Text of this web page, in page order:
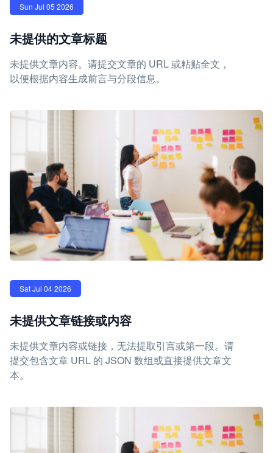
Sun Jul 05 2026
未提供的文章标题
未提供文章内容。请提交文章的 URL 或粘贴全文，
以便根据内容生成前言与分段信息。
Sat Jul 04 2026
未提供文章链接或内容
未提供文章内容或链接，无法提取引言或第一段。请
提交包含文章 URL 的 JSON 数组或直接提供文章文
本。